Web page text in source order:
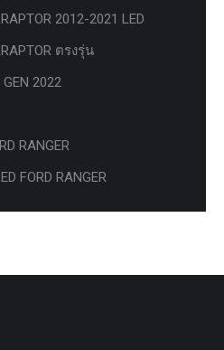
2012-2021 LED
ตรงรุ่น
2022
RANGER
FORD RANGER